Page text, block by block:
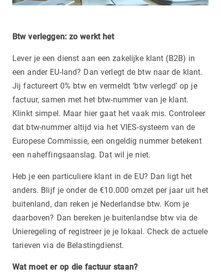
Btw verleggen: zo werkt het
Lever je een dienst aan een zakelijke klant (B2B) in
een ander EU-land? Dan verlegt de btw naar de klant.
Jij factureert 0% btw en vermeldt ‘btw verlegd’ op je
factuur, samen met het btw-nummer van je klant.
Klinkt simpel. Maar hier gaat het vaak mis. Controleer
dat btw-nummer altijd via het VIES-systeem van de
Europese Commissie, een ongeldig nummer betekent
een naheffingsaanslag. Dat wil je niet.
Heb je een particuliere klant in de EU? Dan ligt het
anders. Blijf je onder de €10.000 omzet per jaar uit het
buitenland, dan reken je Nederlandse btw. Kom je
daarboven? Dan bereken je buitenlandse btw via de
Unieregeling of registreer je je lokaal. Check de actuele
tarieven via de Belastingdienst.
Wat moet er op die factuur staan?